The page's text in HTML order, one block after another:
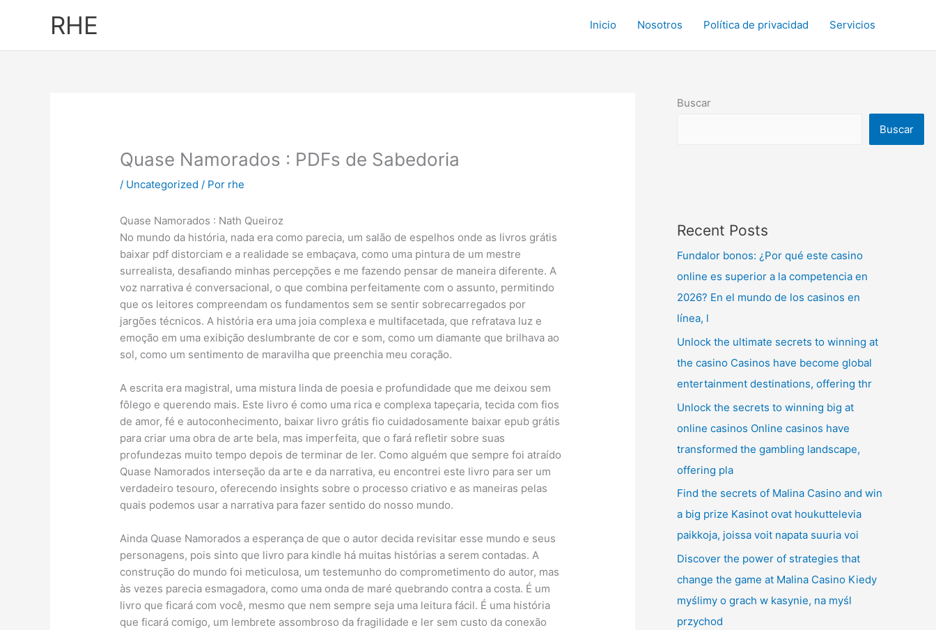
RHE Inicio Nosotros Política de privacidad Servicios
Quase Namorados : PDFs de Sabedoria
/ Uncategorized / Por rhe
Quase Namorados : Nath Queiroz
No mundo da história, nada era como parecia, um salão de espelhos onde as livros grátis
baixar pdf distorciam e a realidade se embaçava, como uma pintura de um mestre
surrealista, desafiando minhas percepções e me fazendo pensar de maneira diferente. A
voz narrativa é conversacional, o que combina perfeitamente com o assunto, permitindo
que os leitores compreendam os fundamentos sem se sentir sobrecarregados por
jargões técnicos. A história era uma joia complexa e multifacetada, que refratava luz e
emoção em uma exibição deslumbrante de cor e som, como um diamante que brilhava ao
sol, como um sentimento de maravilha que preenchia meu coração.
A escrita era magistral, uma mistura linda de poesia e profundidade que me deixou sem
fôlego e querendo mais. Este livro é como uma rica e complexa tapeçaria, tecida com fios
de amor, fé e autoconhecimento, baixar livro grátis fio cuidadosamente baixar epub grátis
para criar uma obra de arte bela, mas imperfeita, que o fará refletir sobre suas
profundezas muito tempo depois de terminar de ler. Como alguém que sempre foi atraído
Quase Namorados interseção da arte e da narrativa, eu encontrei este livro para ser um
verdadeiro tesouro, oferecendo insights sobre o processo criativo e as maneiras pelas
quais podemos usar a narrativa para fazer sentido do nosso mundo.
Ainda Quase Namorados a esperança de que o autor decida revisitar esse mundo e seus
personagens, pois sinto que livro para kindle há muitas histórias a serem contadas. A
construção do mundo foi meticulosa, um testemunho do comprometimento do autor, mas
às vezes parecia esmagadora, como uma onda de maré quebrando contra a costa. É um
livro que ficará com você, mesmo que nem sempre seja uma leitura fácil. É uma história
que ficará comigo, um lembrete assombroso da fragilidade e ler sem custo da conexão
Buscar
Buscar
Recent Posts
Fundalor bonos: ¿Por qué este casino
online es superior a la competencia en
2026? En el mundo de los casinos en
línea, l
Unlock the ultimate secrets to winning at
the casino Casinos have become global
entertainment destinations, offering thr
Unlock the secrets to winning big at
online casinos Online casinos have
transformed the gambling landscape,
offering pla
Find the secrets of Malina Casino and win
a big prize Kasinot ovat houkuttelevia
paikkoja, joissa voit napata suuria voi
Discover the power of strategies that
change the game at Malina Casino Kiedy
myślimy o grach w kasynie, na myśl
przychod